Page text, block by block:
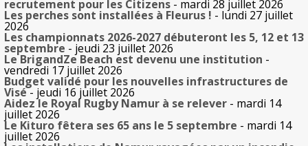
recrutement pour les Citizens - mardi 28 juillet 2026
Les perches sont installées à Fleurus ! - lundi 27 juillet
2026
Les championnats 2026-2027 débuteront les 5, 12 et 13
septembre - jeudi 23 juillet 2026
Le BrigandZe Beach est devenu une institution -
vendredi 17 juillet 2026
Budget validé pour les nouvelles infrastructures de
Visé- jeudi 16 juillet 2026
Aidez le Royal Rugby Namur à se relever - mardi 14
juillet 2026
Le Kituro fêtera ses 65 ans le 5 septembre - mardi 14
juillet 2026